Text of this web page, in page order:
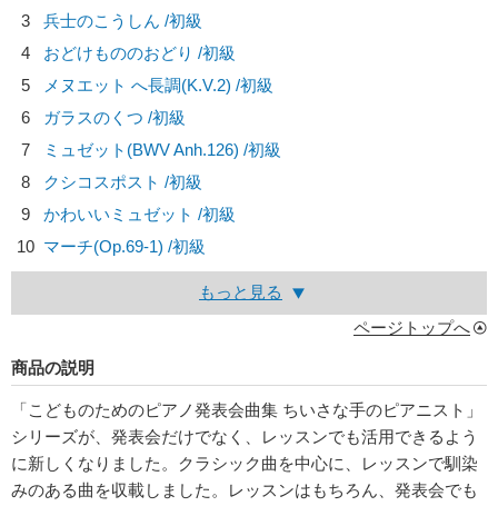
3
兵士のこうしん /初級
4
おどけもののおどり /初級
5
メヌエット へ長調(K.V.2) /初級
6
ガラスのくつ /初級
7
ミュゼット(BWV Anh.126) /初級
8
クシコスポスト /初級
9
かわいいミュゼット /初級
10 マーチ(Op.69-1) /初級
もっと見る
ページトップへ
商品の説明
「こどものためのピアノ発表会曲集 ちいさな手のピアニスト」
シリーズが、発表会だけでなく、レッスンでも活用できるよう
に新しくなりました。クラシック曲を中心に、レッスンで馴染
みのある曲を収載しました。レッスンはもちろん、発表会でも